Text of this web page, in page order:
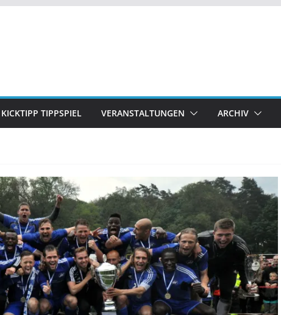
KICKTIPP TIPPSPIEL VERANSTALTUNGEN ARCHIV